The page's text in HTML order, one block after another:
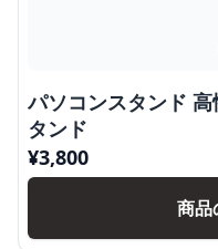
パソコンスタンド
タンド
¥3,800
商品